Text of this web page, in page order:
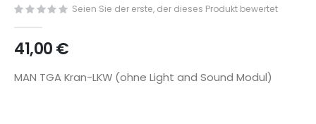
Seien Sie der erste, der dieses Produkt bewertet
41,00 €
MAN TGA Kran-LKW (ohne Light and Sound Modul)